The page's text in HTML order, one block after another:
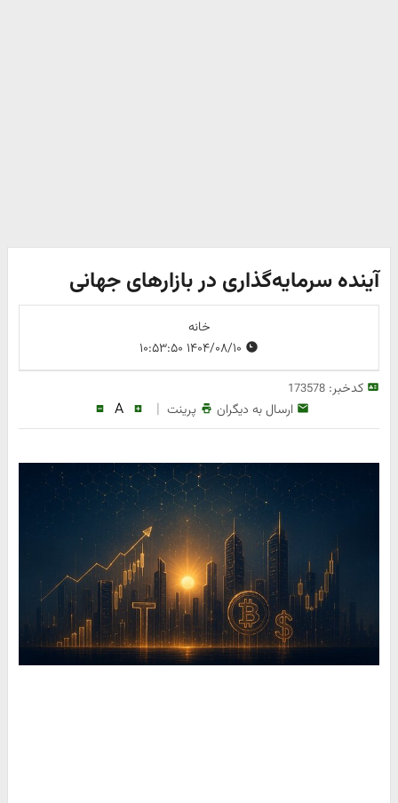
آینده سرمایه‌گذاری در بازارهای جهانی
خانه
کدخبر:173578
ارسال به دیگران پرینت |
A